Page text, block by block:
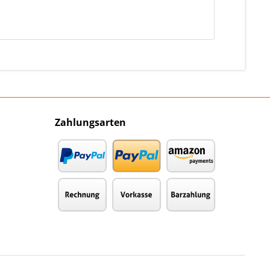
Zahlungsarten